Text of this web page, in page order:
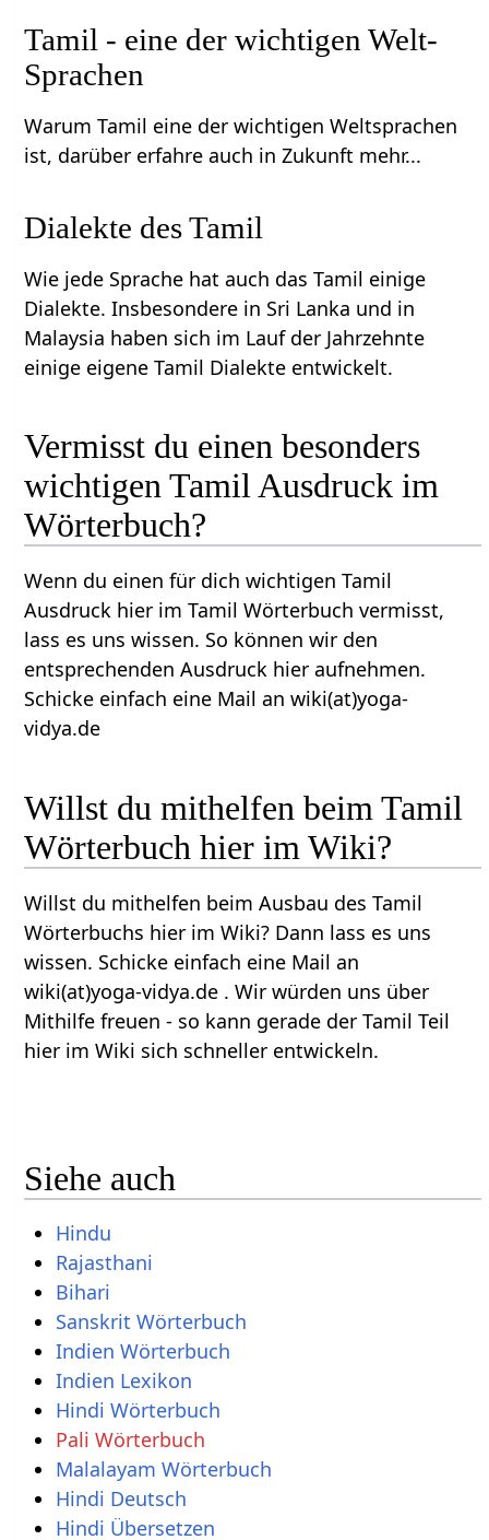
Tamil - eine der wichtigen Welt-
Sprachen
Warum Tamil eine der wichtigen Weltsprachen
ist, darüber erfahre auch in Zukunft mehr...
Dialekte des Tamil
Wie jede Sprache hat auch das Tamil einige
Dialekte. Insbesondere in Sri Lanka und in
Malaysia haben sich im Lauf der Jahrzehnte
einige eigene Tamil Dialekte entwickelt.
Vermisst du einen besonders
wichtigen Tamil Ausdruck im
Wörterbuch?
Wenn du einen für dich wichtigen Tamil
Ausdruck hier im Tamil Wörterbuch vermisst,
lass es uns wissen. So können wir den
entsprechenden Ausdruck hier aufnehmen.
Schicke einfach eine Mail an wiki(at)yoga-
vidya.de
Willst du mithelfen beim Tamil
Wörterbuch hier im Wiki?
Willst du mithelfen beim Ausbau des Tamil
Wörterbuchs hier im Wiki? Dann lass es uns
wissen. Schicke einfach eine Mail an
wiki(at)yoga-vidya.de . Wir würden uns über
Mithilfe freuen - so kann gerade der Tamil Teil
hier im Wiki sich schneller entwickeln.
Siehe auch
Hindu
Rajasthani
Bihari
Sanskrit Wörterbuch
Indien Wörterbuch
Indien Lexikon
Hindi Wörterbuch
Pali Wörterbuch
Malalayam Wörterbuch
Hindi Deutsch
Hindi Übersetzen